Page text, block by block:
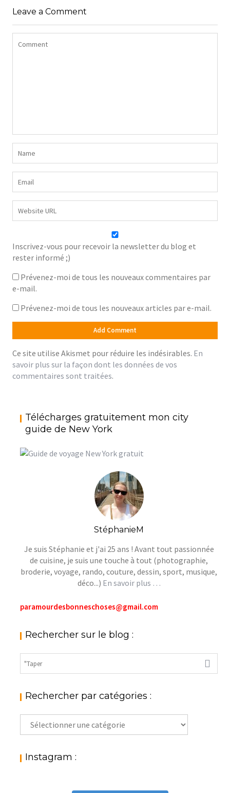
Leave a Comment
Inscrivez-vous pour recevoir la newsletter du blog et
rester informé ;)
Prévenez-moi de tous les nouveaux commentaires par
e-mail.
Prévenez-moi de tous les nouveaux articles par e-mail.
Ce site utilise Akismet pour réduire les indésirables. En
savoir plus sur la façon dont les données de vos
commentaires sont traitées.
Télécharges gratuitement mon city
guide de New York
StéphanieM
Je suis Stéphanie et j'ai 25 ans ! Avant tout passionnée
de cuisine, je suis une touche à tout (photographie,
broderie, voyage, rando, couture, dessin, sport, musique,
déco...) En savoir plus …
paramourdesbonneschoses@gmail.com
Rechercher sur le blog :
Rechercher par catégories :
Rechercher
par
: Instagram :